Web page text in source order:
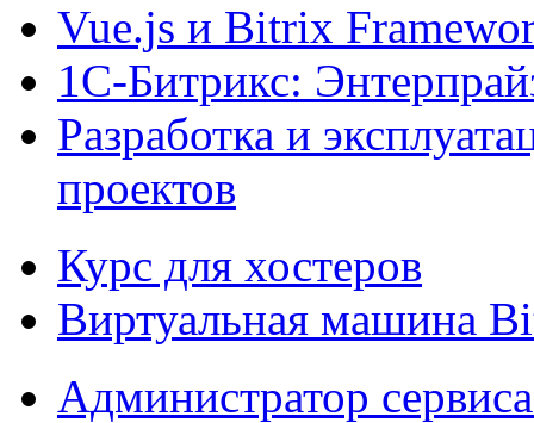
Vue.js и Bitrix
1С-Битрикс:
Разработка и
проектов
Курс для хостеров
Виртуальная машина
Администратор